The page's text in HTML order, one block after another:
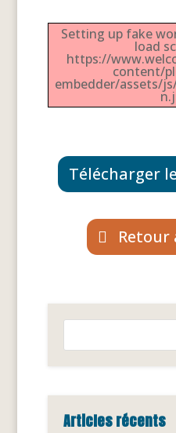
Setting up fake
load
https://
content/
embedder/assets/
Télécharger
Retour
Articles récents